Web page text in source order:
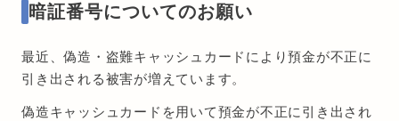
暗証番号についてのお願い
最近、偽造・盗難キャッシュカードにより預金が不正に
引き出される被害が増えています。
偽造キャッシュカードを用いて預金が不正に引き出され